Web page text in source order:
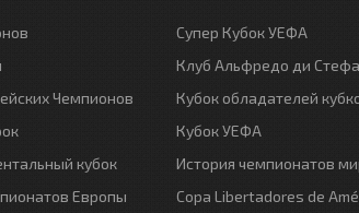
Чемпионов
кубок
Европы
Супер Кубок УЕФА
Клуб Альфредо ди
Кубок обладателей
Кубок УЕФА
История чемпионатов
Copa Libertadores de